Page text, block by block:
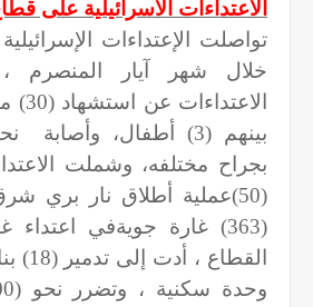
الاعتداءات الاسرائيلية على
تواصلت الإعتداءات
خلال شهر آيار المنصرم
بينهم (3) أطفال، وأصابة
بجراح مختلفه، وشملت
(50)عملية أطلاق نار بري
(363) غارة جويةفي
القطاع ، أدت إلى تدمير (18) بناية